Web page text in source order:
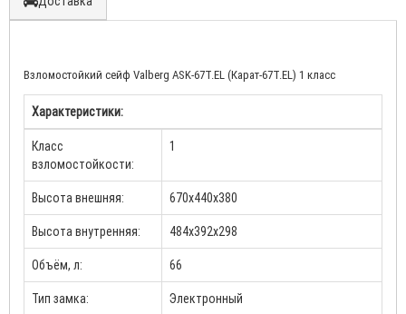
Взломостойкий сейф Valberg ASK-67Т.EL (Карат-67Т.EL) 1 класс
Характеристики:
Класс
взломостойкости:
1
Высота внешняя: 670х440х380
Высота внутренняя: 484х392х298
Объём, л: 66
Тип замка: Электронный